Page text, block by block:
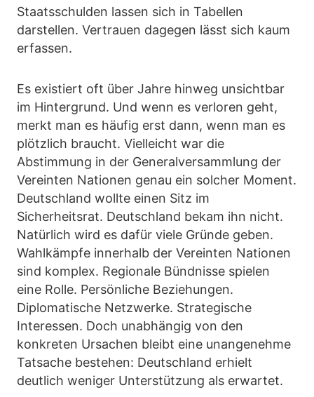
Staatsschulden lassen sich in Tabellen
darstellen. Vertrauen dagegen lässt sich kaum
erfassen.
Es existiert oft über Jahre hinweg unsichtbar
im Hintergrund. Und wenn es verloren geht,
merkt man es häufig erst dann, wenn man es
plötzlich braucht. Vielleicht war die
Abstimmung in der Generalversammlung der
Vereinten Nationen genau ein solcher Moment.
Deutschland wollte einen Sitz im
Sicherheitsrat. Deutschland bekam ihn nicht.
Natürlich wird es dafür viele Gründe geben.
Wahlkämpfe innerhalb der Vereinten Nationen
sind komplex. Regionale Bündnisse spielen
eine Rolle. Persönliche Beziehungen.
Diplomatische Netzwerke. Strategische
Interessen. Doch unabhängig von den
konkreten Ursachen bleibt eine unangenehme
Tatsache bestehen: Deutschland erhielt
deutlich weniger Unterstützung als erwartet.